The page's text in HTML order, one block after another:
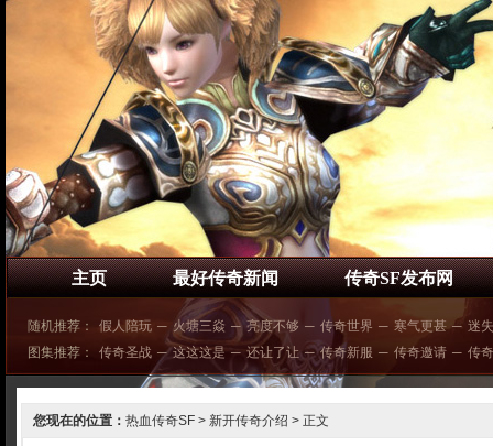
主页 最好传奇新闻 传奇SF发布网
随机推荐： 假人陪玩 ─ 火塘三焱 ─ 亮度不够 ─ 传奇世界 ─ 寒气更甚 ─ 迷
图集推荐：
传奇圣战 ─ 这这这是 ─ 还让了让 ─ 传奇新服 ─ 传奇邀请 ─ 传
您现在的位置： 热血传奇SF > 新开传奇介绍 > 正文